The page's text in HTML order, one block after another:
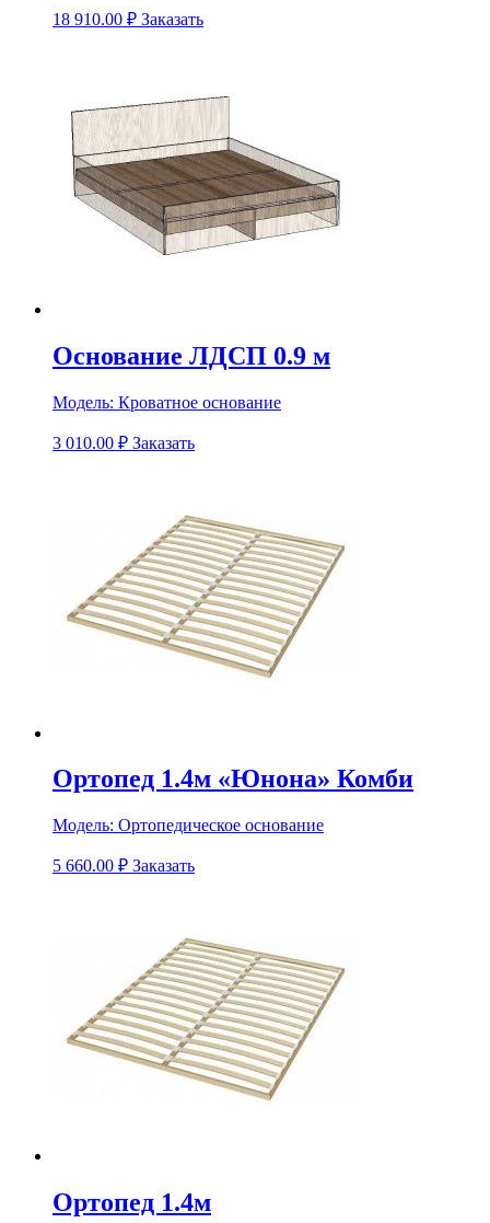
18 910.00 ₽ Заказать
Основание ЛДСП 0.9 м
Модель: Кроватное основание
3 010.00 ₽ Заказать
Ортопед 1.4м «Юнона» Комби
Модель: Ортопедическое основание
5 660.00 ₽ Заказать
Ортопед 1.4м